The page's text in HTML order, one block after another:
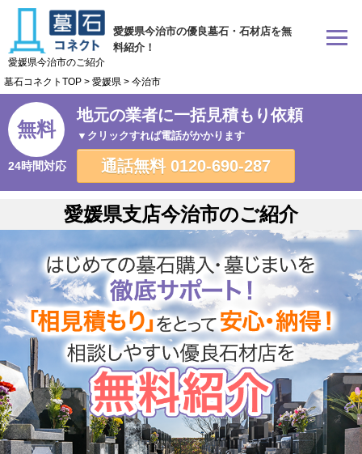
愛媛県今治市の優良墓石・石材店を無
料紹介！
愛媛県今治市のご紹介
墓石コネクトTOP > 愛媛県 > 今治市
無料
24時間対応
地元の業者に一括見積もり依頼
▼クリックすれば電話がかかります
通話無料 0120-690-287
愛媛県支店今治市のご紹介